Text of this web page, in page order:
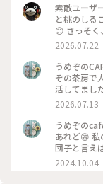
素敵ユーザ
と桃のしる
😊 さっそく
姜の風味が
桃も程よい
るこなんで
るほど〜で
汗💦になる
2026.07.22
うめぞの
ぞの茶房で
活してまし
寄ろうかな
の看板でて
る新生姜の
にみずみず
づらいです
るので 最
き氷だけに
2026.07.13
うめぞの
あれど😁
団子と言え
みたらし団
て 小躍り
2024.10.04